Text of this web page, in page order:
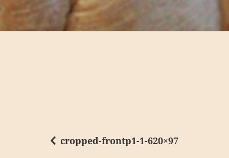
cropped-frontp1-1-620×97